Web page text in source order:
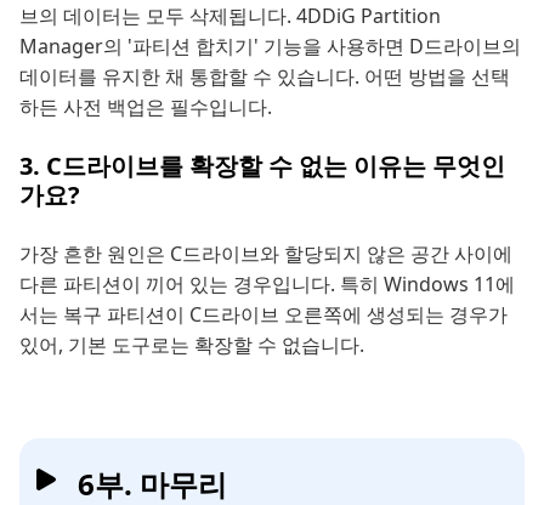
브의 데이터는 모두 삭제됩니다. 4DDiG Partition
Manager의 '파티션 합치기' 기능을 사용하면 D드라이브의
데이터를 유지한 채 통합할 수 있습니다. 어떤 방법을 선택
하든 사전 백업은 필수입니다.
3. C드라이브를 확장할 수 없는 이유는 무엇인
가요?
가장 흔한 원인은 C드라이브와 할당되지 않은 공간 사이에
다른 파티션이 끼어 있는 경우입니다. 특히 Windows 11에
서는 복구 파티션이 C드라이브 오른쪽에 생성되는 경우가
있어, 기본 도구로는 확장할 수 없습니다.
6부. 마무리